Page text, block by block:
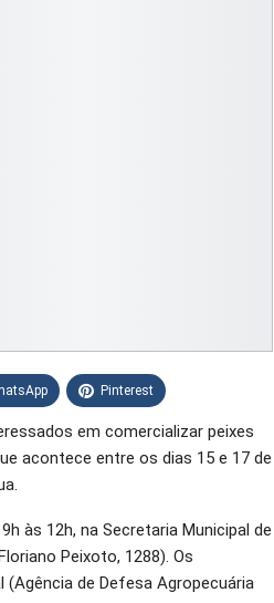
Pinterest
em comercializar peixes
acontece entre os dias 15 e 17 de
às 12h, na Secretaria Municipal de
Peixoto, 1288). Os
de Defesa Agropecuária